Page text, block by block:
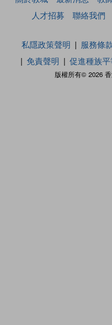
人才招募
聯絡我們
版權所有© 2026
私隱政策聲明 服務條
免責聲明
促進種族